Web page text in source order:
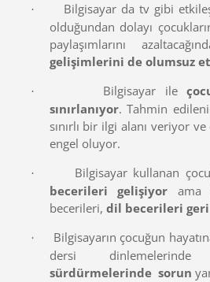
·
Bilgisayar da tv gibi
olduğundan dolayı
paylaşımlarını
gelişimlerini de olumsuz
· Bilgisayar ile
sınırlanıyor. Tahmin
sınırlı bir ilgi alanı veriyor ve
engel oluyor.
· Bilgisayar kullanan
becerileri gelişiyor ama
becerileri, dil becerileri geri
·
Bilgisayarın çocuğun
dersi
sürdürmelerinde sorun